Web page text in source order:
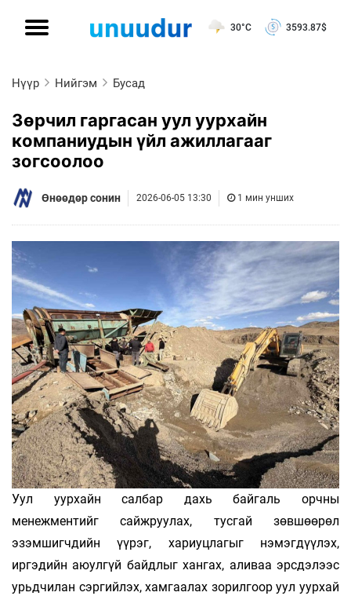
30°C 3593.87$
Нүүр Нийгэм Бусад
Зөрчил гаргасан уул уурхайн
компаниудын үйл ажиллагааг
зогсоолоо
Өнөөдөр сонин 2026-06-05 13:30 1 мин унших
Уул уурхайн салбар дахь байгаль орчны
менежментийг сайжруулах, тусгай зөвшөөрөл
эзэмшигчдийн үүрэг, хариуцлагыг нэмэгдүүлэх,
иргэдийн аюулгүй байдлыг хангах, аливаа эрсдэлээс
урьдчилан сэргийлэх, хамгаалах зорилгоор уул уурхай